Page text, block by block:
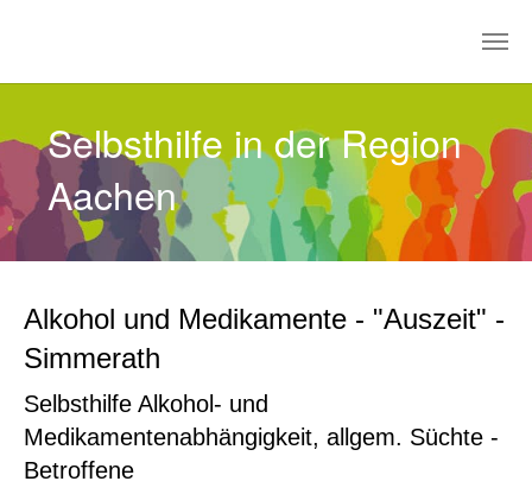
Selbsthilfe in der Region
Aachen
Alkohol und Medikamente - "Auszeit" -
Simmerath
Selbsthilfe Alkohol- und
Medikamentenabhängigkeit, allgem. Süchte -
Betroffene